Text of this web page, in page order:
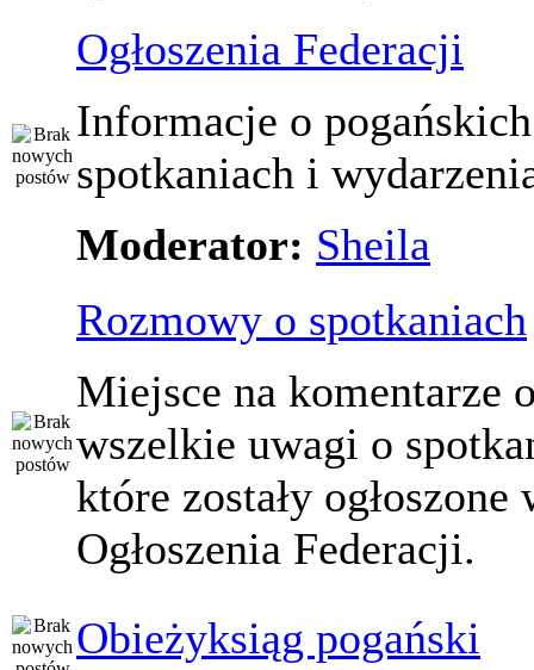
Ogłoszenia Federacji
Informacje o pogańskich
spotkaniach i
Moderator: Sheila
Rozmowy o spotkaniach
Miejsce na komentarze
wszelkie uwagi o
które zostały ogłoszone
Ogłoszenia Federacji.
Obieżyksiąg pogański